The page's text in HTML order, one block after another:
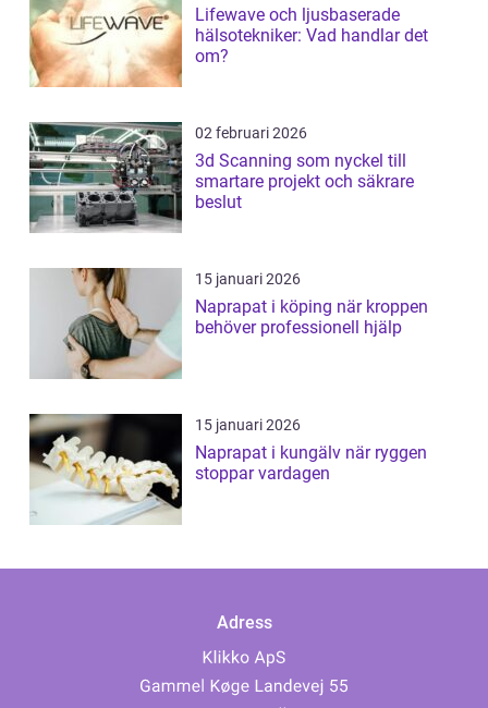
Lifewave och ljusbaserade
hälsotekniker: Vad handlar det
om?
02 februari 2026
3d Scanning som nyckel till
smartare projekt och säkrare
beslut
15 januari 2026
Naprapat i köping när kroppen
behöver professionell hjälp
15 januari 2026
Naprapat i kungälv när ryggen
stoppar vardagen
Adress